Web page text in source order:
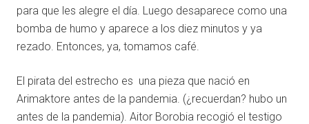
para que les alegre el día. Luego desaparece como una
bomba de humo y aparece a los diez minutos y ya
rezado. Entonces, ya, tomamos café.
El pirata del estrecho es una pieza que nació en
Arimaktore antes de la pandemia. (¿recuerdan? hubo un
antes de la pandemia). Aitor Borobia recogió el testigo